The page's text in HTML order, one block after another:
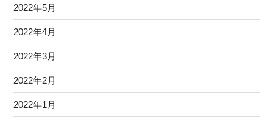
2022年5月
2022年4月
2022年3月
2022年2月
2022年1月